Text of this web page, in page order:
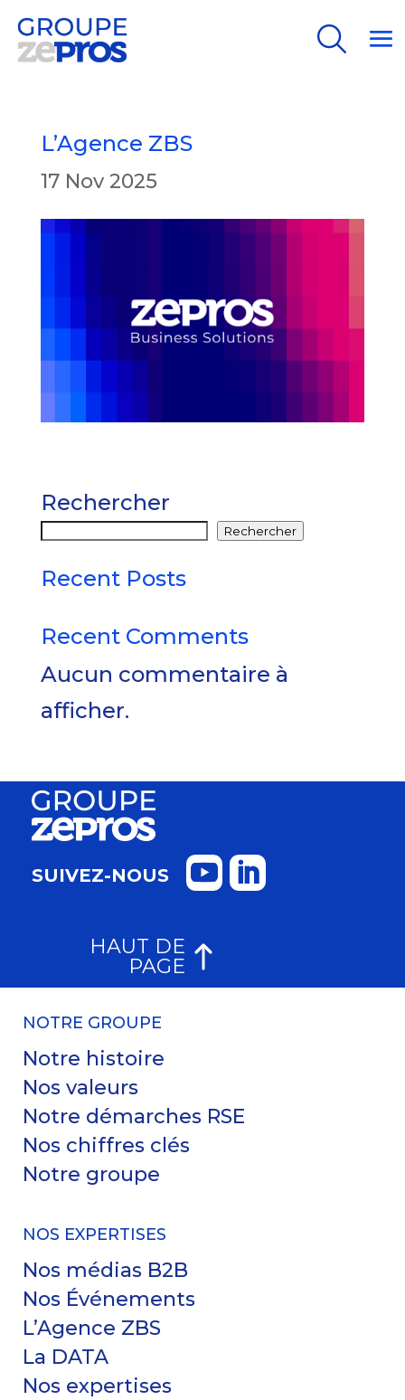
Search
L’Agence ZBS
17 Nov 2025
Rechercher
Rechercher
Recent Posts
Recent Comments
Aucun commentaire à
afficher.
SUIVEZ-NOUS
HAUT DE
PAGE
NOTRE GROUPE
Notre histoire
Nos valeurs
Notre démarches RSE
Nos chiffres clés
Notre groupe
NOS EXPERTISES
Nos médias B2B
Nos Événements
L’Agence ZBS
La DATA
Nos expertises